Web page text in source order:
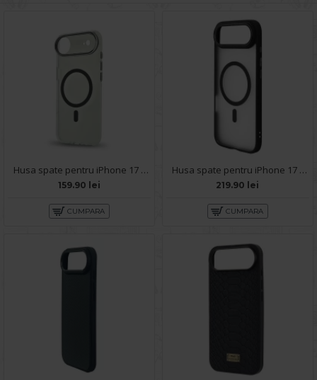
Husa spate pentru iPhone 17 Air Berlia Sheen Magsafe - Transparent/Gri inchis
159.90 lei
CUMPARA
Husa spate pentru iPhone 17 Air Berlia Matte Magsafe - Semitransparent/Negru
219.90 lei
CUMPARA